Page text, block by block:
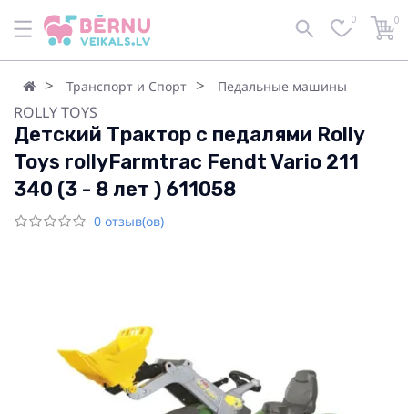
0 0
Транспорт и Спорт Педальные машины
ROLLY TOYS
Детский Трактор с педалями Rolly
Toys rollyFarmtrac Fendt Vario 211
340 (3 - 8 лет ) 611058
0 отзыв(ов)